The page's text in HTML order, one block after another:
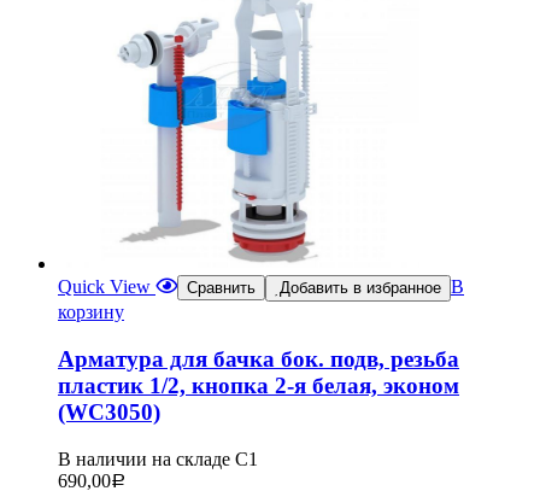
Quick View Сравнить Добавить в избранное В
корзину
Арматура для бачка бок. подв, резьба
пластик 1/2, кнопка 2-я белая, эконом
(WC3050)
В наличии на складе С1
690,00Р